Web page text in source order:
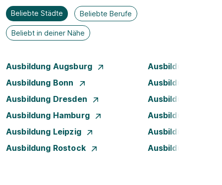
Beliebte Städte Beliebte Berufe
Beliebt in deiner Nähe
Ausbildung Augsburg
Ausbildung Berlin
Ausbildung Bonn
Ausbildung
Ausbildung Dresden
Ausbildung
Ausbildung Hamburg
Ausbildung
Ausbildung Leipzig
Ausbildung
Ausbildung Rostock
Ausbildung